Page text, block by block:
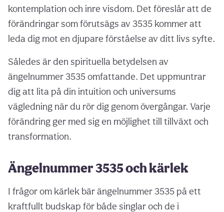
kontemplation och inre visdom. Det föreslår att de
förändringar som förutsägs av 3535 kommer att
leda dig mot en djupare förståelse av ditt livs syfte.
Således är den spirituella betydelsen av
ängelnummer 3535 omfattande. Det uppmuntrar
dig att lita på din intuition och universums
vägledning när du rör dig genom övergångar. Varje
förändring ger med sig en möjlighet till tillväxt och
transformation.
Ängelnummer 3535 och kärlek
I frågor om kärlek bär ängelnummer 3535 på ett
kraftfullt budskap för både singlar och de i